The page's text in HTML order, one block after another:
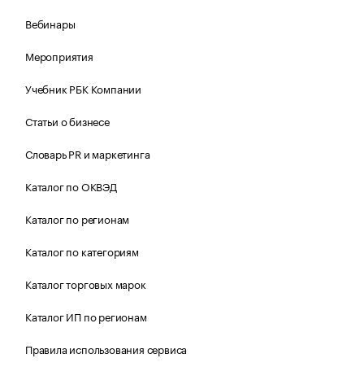
Вебинары
Мероприятия
Учебник РБК Компании
Статьи о бизнесе
Словарь PR и маркетинга
Каталог по ОКВЭД
Каталог по регионам
Каталог по категориям
Каталог торговых марок
Каталог ИП по регионам
Правила использования сервиса